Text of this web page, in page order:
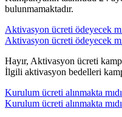
bulunmamaktadır.
Aktivasyon ücreti ödeyecek
Aktivasyon ücreti ödeyecek
​Hayır, Aktivasyon ücreti
İlgili aktivasyon bedelleri
Kurulum ücreti alınmakta
Kurulum ücreti alınmakta